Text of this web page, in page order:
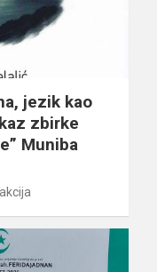
jezik kao
zbirke
Muniba